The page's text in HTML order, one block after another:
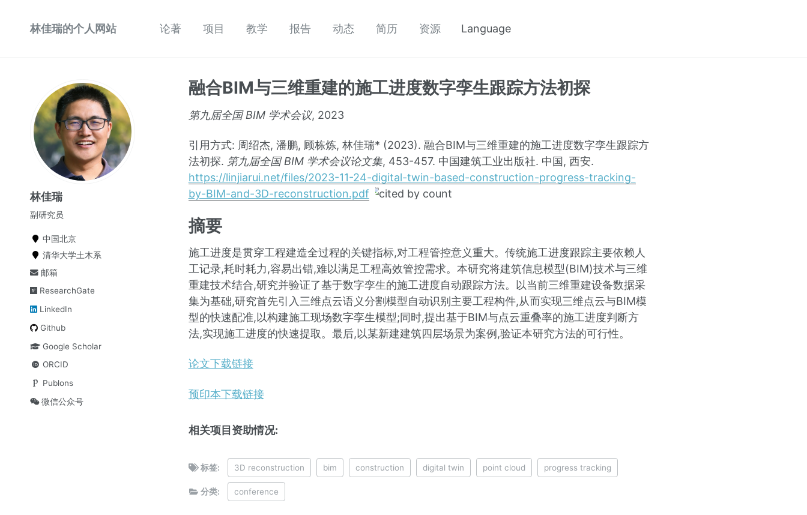
林佳瑞的个人网站 论著 项目 教学 报告 动态 简历 资源 Language
林佳瑞
副研究员
中国北京
清华大学土木系
邮箱
ResearchGate
LinkedIn
Github
Google Scholar
ORCID
Publons
微信公众号
融合BIM与三维重建的施工进度数字孪生跟踪方法初探
第九届全国 BIM 学术会议, 2023
引用方式: 周绍杰, 潘鹏, 顾栋炼, 林佳瑞* (2023). 融合BIM与三维重建的施工进度数字孪生跟踪方
法初探. 第九届全国 BIM 学术会议论文集, 453-457. 中国建筑工业出版社. 中国, 西安.
https://linjiarui.net/files/2023-11-24-digital-twin-based-construction-progress-tracking-
by-BIM-and-3D-reconstruction.pdf
摘要
施工进度是贯穿工程建造全过程的关键指标,对工程管控意义重大。传统施工进度跟踪主要依赖人
工记录,耗时耗力,容易出错,难以满足工程高效管控需求。本研究将建筑信息模型(BIM)技术与三维
重建技术结合,研究并验证了基于数字孪生的施工进度自动跟踪方法。以当前三维重建设备数据采
集为基础,研究首先引入三维点云语义分割模型自动识别主要工程构件,从而实现三维点云与BIM模
型的快速配准,以构建施工现场数字孪生模型;同时,提出基于BIM与点云重叠率的施工进度判断方
法,实现施工进度的快速提取。最后,以某新建建筑四层场景为案例,验证本研究方法的可行性。
论文下载链接
预印本下载链接
相关项目资助情况:
标签: 3D reconstruction bim construction digital twin point cloud progress tracking
分类: conference